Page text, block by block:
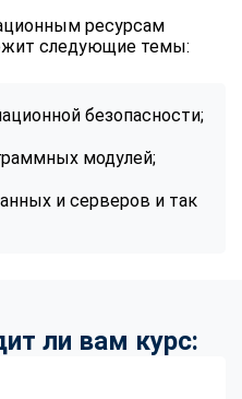
ресурсам
следующие темы:
безопасности;
модулей;
и серверов и так
ли вам курс: